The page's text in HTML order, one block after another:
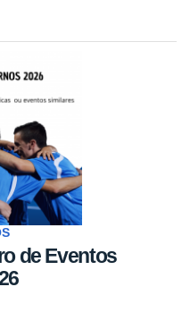
de Eventos